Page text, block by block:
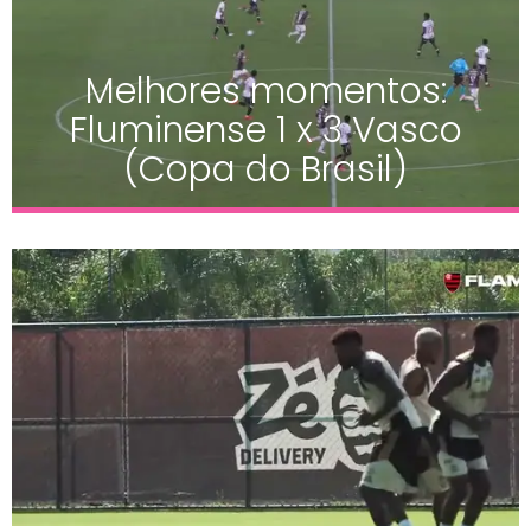
Melhores momentos:
Fluminense 1 x 3 Vasco
(Copa do Brasil)